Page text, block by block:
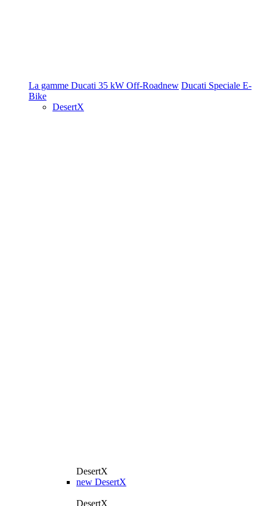
La gamme Ducati 35 kW Off-Roadnew Ducati Speciale E-
Bike
DesertX
DesertX
new DesertX
DesertX